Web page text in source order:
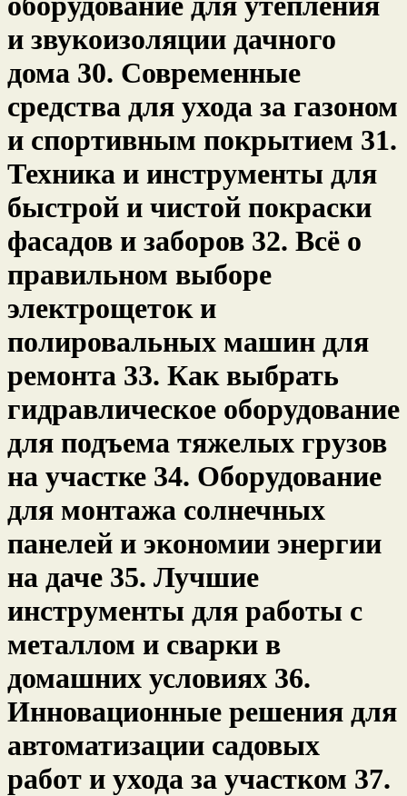
и звукоизоляции дачного
дома 30. Современные
средства для ухода за газоном
и спортивным покрытием 31.
Техника и инструменты для
быстрой и чистой покраски
фасадов и заборов 32. Всё о
правильном выборе
электрощеток и
полировальных машин для
ремонта 33. Как выбрать
гидравлическое оборудование
для подъема тяжелых грузов
на участке 34. Оборудование
для монтажа солнечных
панелей и экономии энергии
на даче 35. Лучшие
инструменты для работы с
металлом и сварки в
домашних условиях 36.
Инновационные решения для
автоматизации садовых
работ и ухода за участком 37.